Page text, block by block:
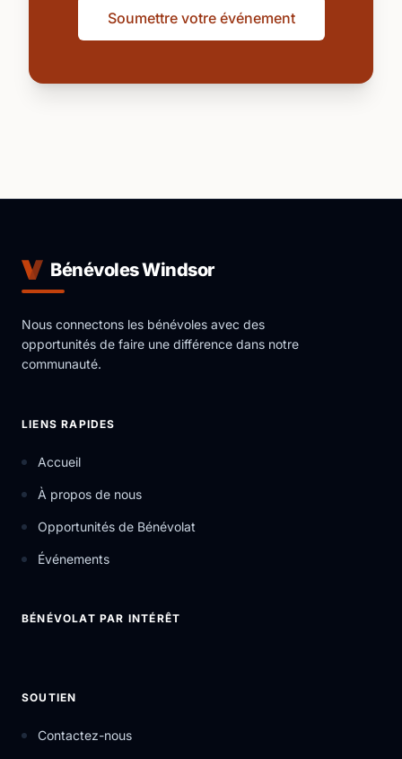
Soumettre votre événement
Bénévoles Windsor
Nous connectons les bénévoles avec des
opportunités de faire une différence dans notre
communauté.
LIENS RAPIDES
Accueil
À propos de nous
Opportunités de Bénévolat
Événements
BÉNÉVOLAT PAR INTÉRÊT
SOUTIEN
Contactez-nous